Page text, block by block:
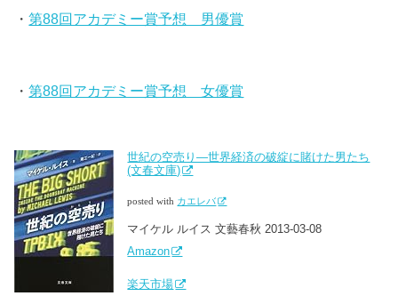
・第88回アカデミー賞予想 男優賞
・第88回アカデミー賞予想 女優賞
世紀の空売り―世界経済の破綻に賭けた男たち
(文春文庫)
posted with カエレバ
マイケル ルイス 文藝春秋 2013-03-08
Amazon
楽天市場